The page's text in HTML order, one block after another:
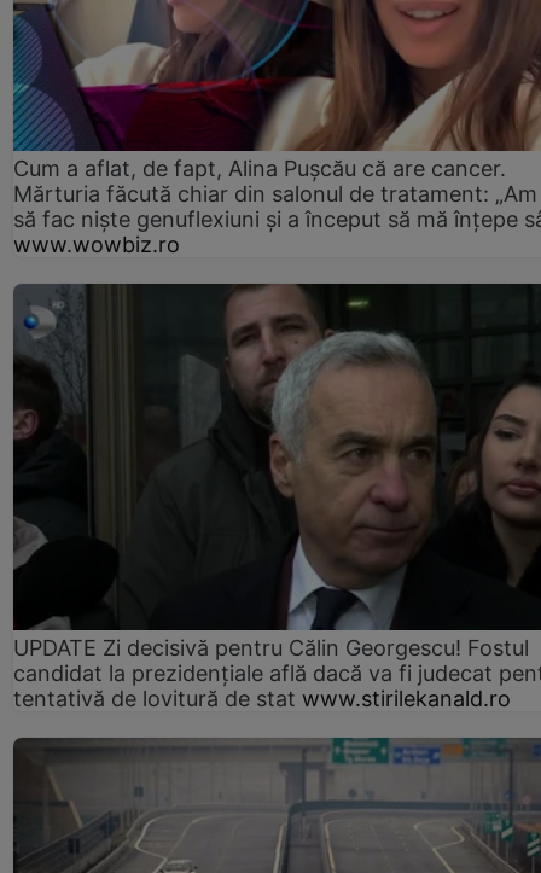
Cum a aflat, de fapt, Alina Pușcău că are cancer.
Mărturia făcută chiar din salonul de tratament:
să fac niște genuflexiuni și a început să mă înțepe
www.wowbiz.ro
UPDATE Zi decisivă pentru Călin Georgescu! Fostul
candidat la prezidențiale află dacă va fi judecat
tentativă de lovitură de stat www.stirilekanald.ro